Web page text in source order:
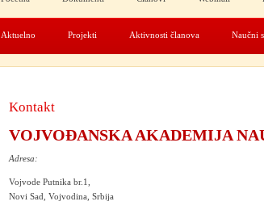
Aktuelno Projekti Aktivnosti članova Naučni
Kontakt
VOJVOĐANSKA AKADEMIJA
Adresa:
Vojvode Putnika br.1,
Novi Sad, Vojvodina, Srbija